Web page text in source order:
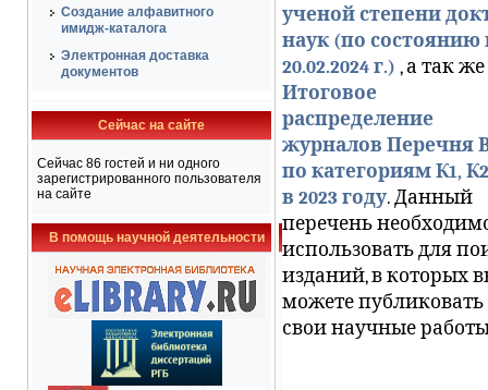
Создание алфавитного
имидж-каталога
Электронная доставка
документов
Сейчас на сайте
Сейчас 86 гостей и ни одного
зарегистрированного пользователя
на сайте
В помощь научной деятельности
ученой степени
наук(по состоянию
20.02.2024 г.) , а так же
Итоговое
распределение
журналов Перечня
по категориям К1,
в 2023 году. Данный
перечень
использовать для
изданий, в которых
можете публиковать
свои научные